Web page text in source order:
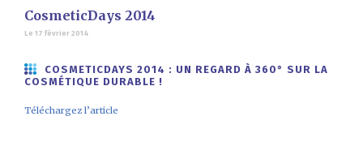
CosmeticDays 2014
Le 17 février 2014
COSMETICDAYS 2014 : UN REGARD À 360° SUR LA
COSMÉTIQUE DURABLE !
Téléchargez l’article